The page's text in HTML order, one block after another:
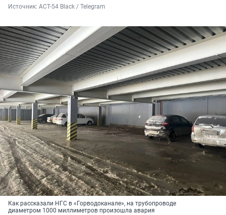
Источник: АСТ-54 Black / Telegram
Как рассказали НГС в «Горводоканале», на трубопроводе
диаметром 1000 миллиметров произошла авария